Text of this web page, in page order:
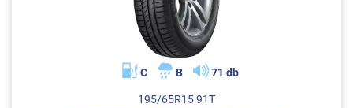
C B 71 db
195/65R15 91T